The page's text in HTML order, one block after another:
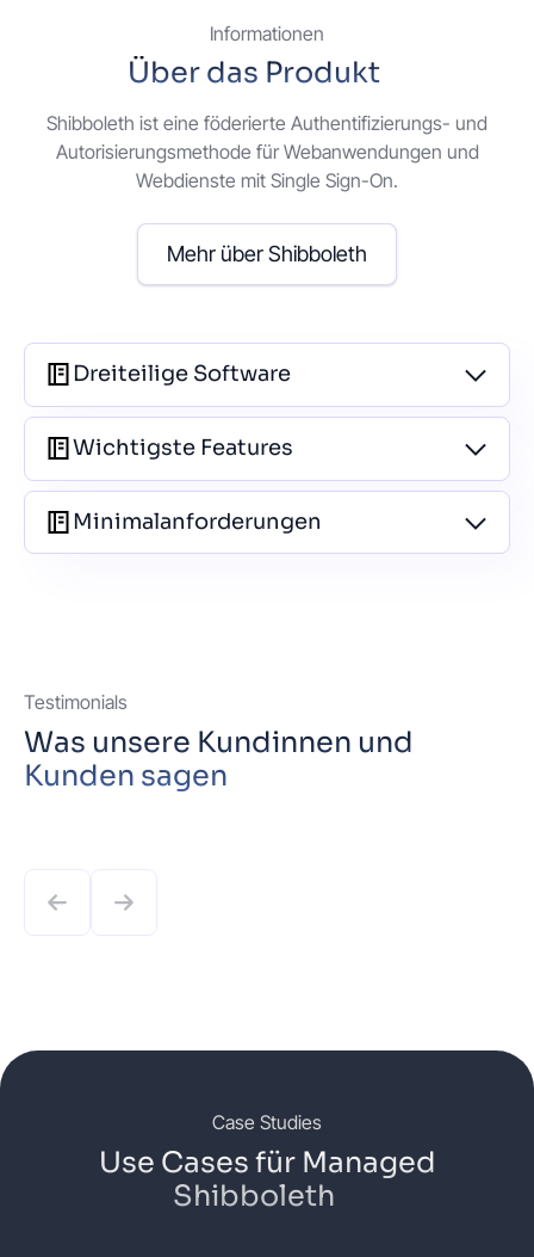
Informationen
Über das Produkt
Shibboleth ist eine föderierte Authentifizierungs- und
Autorisierungsmethode für Webanwendungen und
Webdienste mit Single Sign-On.
Mehr über Shibboleth
Dreiteilige Software
Wichtigste Features
Minimalanforderungen
Testimonials
Was unsere Kundinnen und
Kunden sagen
Case Studies
Use Cases für Managed
Shibboleth